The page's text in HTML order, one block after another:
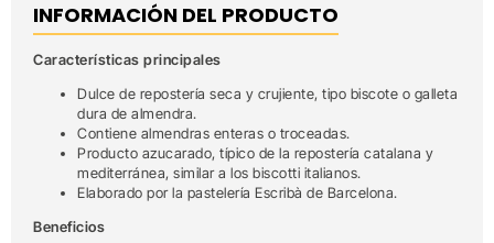
INFORMACIÓN DEL PRODUCTO
Características principales
Dulce de repostería seca y crujiente, tipo biscote o galleta
dura de almendra.
Contiene almendras enteras o troceadas.
Producto azucarado, típico de la repostería catalana y
mediterránea, similar a los biscotti italianos.
Elaborado por la pastelería Escribà de Barcelona.
Beneficios